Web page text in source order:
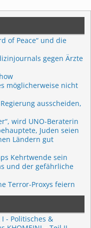
of Peace“ und die
gegen Ärzte
möglicherweise nicht
ausscheiden,
wird UNO-Beraterin
Juden seien
Ländern gut
Kehrtwende sein
und der gefährliche
Terror-Proxys feiern
I - Politisches &